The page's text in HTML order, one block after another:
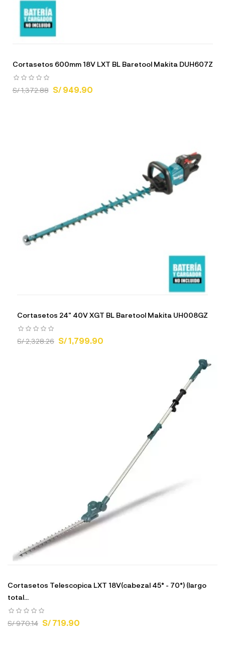
Cortasetos 600mm 18V LXT BL Baretool Makita DUH607Z
S/ 1,372.88 S/ 949.90
Cortasetos 24" 40V XGT BL Baretool Makita UH008GZ
S/ 2,328.26 S/ 1,799.90
Cortasetos Telescopica LXT 18V(cabezal 45° - 70°) (largo
total...
S/ 970.14 S/ 719.90